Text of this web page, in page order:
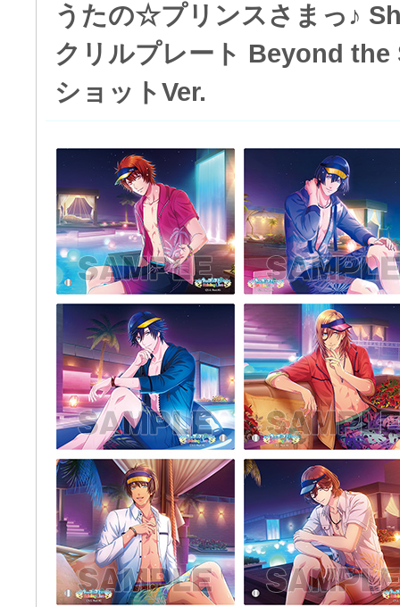
うたの☆プリンスさまっ♪
クリルプレート Beyond the
ショットVer.